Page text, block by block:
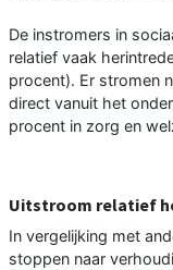
De instromers in
relatief vaak
procent). Er stromen
direct vanuit het
procent in zorg en
Uitstroom relatief
In vergelijking met
stoppen naar